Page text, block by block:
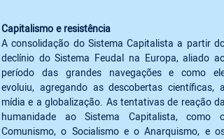
A consolidação do Sistema Capitalista a partir do
declínio do Sistema Feudal na Europa, aliado ao
período das grandes navegações e como ele
evoluiu, agregando as descobertas científicas, a
mídia e a globalização. As tentativas de reação da
humanidade ao Sistema Capitalista, como o
Comunismo, o Socialismo e o Anarquismo, e os